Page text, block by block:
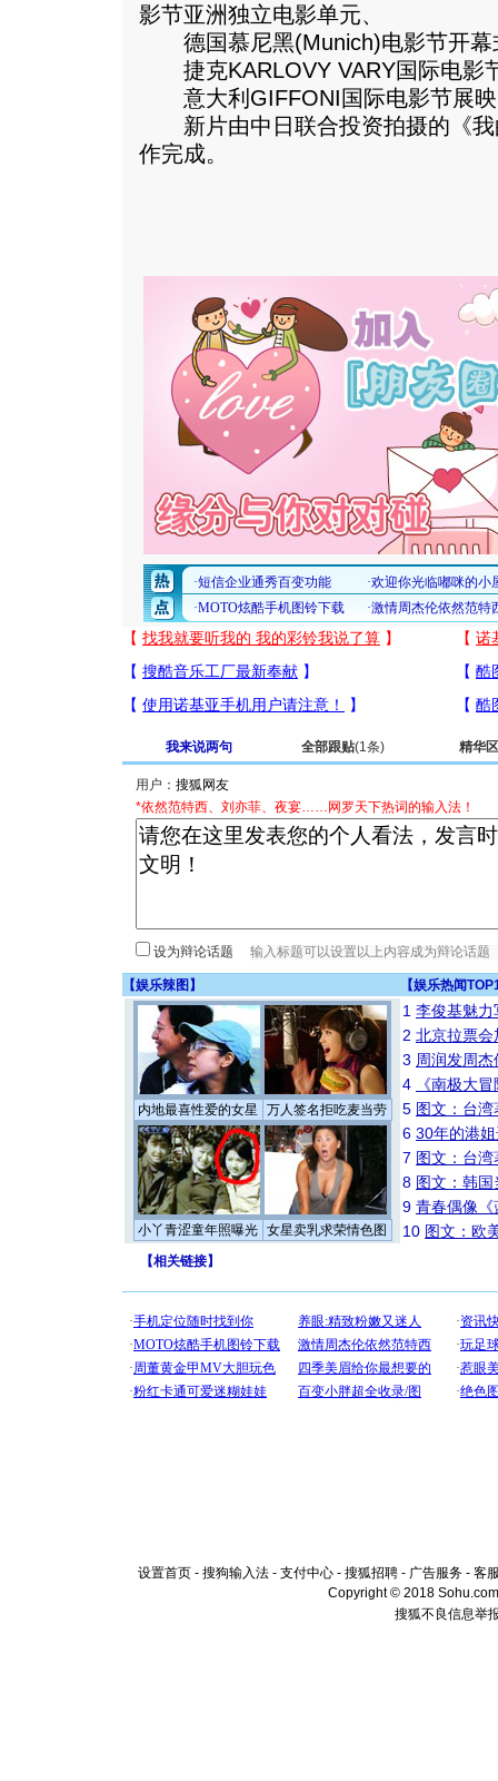
影节亚洲独立电影单元、
德国慕尼黑(Munich)电影节开幕
捷克KARLOVY VARY国际电影
意大利GIFFONI国际电影节展
新片由中日联合投资拍摄的《我
作完成。
我来说两句 全部跟贴(1条) 精华区
用户：
*依然范特西、刘亦菲、夜宴……网罗天下热词的输入法！
设为辩论话题
【娱乐辣图 】 【娱乐热闻
内地最喜性爱的女星 万人签名拒吃麦当劳
小丫青涩童年照曝光 女星卖乳求荣情色图
1 李俊基魅力
2 北京拉票
3 周润发周
4
《南极大
5 图文：台
6 30年的港
7 图文：台
8 图文：韩
9 青春偶像《
10 图文：欧
【相关链接】
设置首页 - 搜狗输入法 - 支付中心 - 搜狐招聘 - 广告服务 - 客
Copyright © 2018
搜狐不良信息举